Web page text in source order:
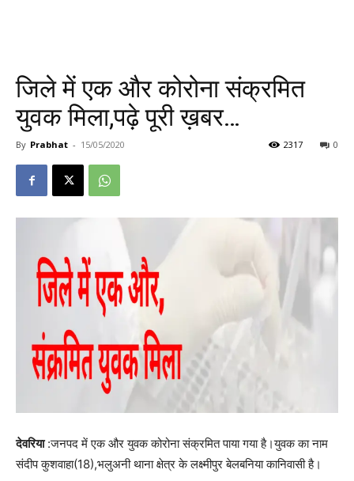
जिले में एक और कोरोना संक्रमित
युवक मिला,पढ़े पूरी ख़बर…
By Prabhat - 15/05/2020 0
2317
देवरिया:जनपद में एक और युवक कोरोना संक्रमित पाया गया है।युवक का नाम
संदीप कुशवाहा(18),भलुअनी थाना क्षेत्र के लक्ष्मीपुर बेलबनिया कानिवासी है।